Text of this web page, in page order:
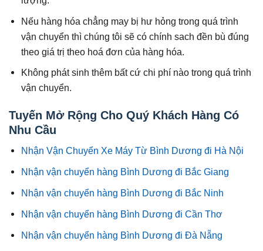
Nếu hàng hóa chẳng may bị hư hỏng trong quá trình
vận chuyển thì chúng tôi sẽ có chính sach đền bù đúng
theo giá trị theo hoá đơn của hàng hóa.
Không phát sinh thêm bất cứ chi phí nào trong quá trình
vận chuyển.
Tuyến Mở Rộng Cho Quý Khách Hàng Có
Nhu Cầu
Nhận Vận Chuyển Xe Máy Từ Bình Dương đi Hà Nội
Nhận vận chuyển hàng Bình Dương đi Bắc Giang
Nhận vận chuyển hàng Bình Dương đi Bắc Ninh
Nhận vận chuyển hàng Bình Dương đi Cần Thơ
Nhận vận chuyển hàng Bình Dương đi Đà Nẵng